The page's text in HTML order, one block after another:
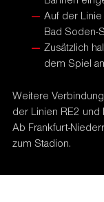
Auf der
Bad Soden-
Zusätzlich
dem Spiel
Weitere
der Linien RE2 und
Ab Frankfurt-
zum Stadion.